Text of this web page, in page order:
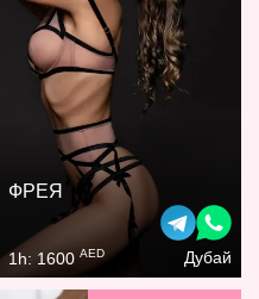
ФРЕЯ
1h: 1600 AED Дубай